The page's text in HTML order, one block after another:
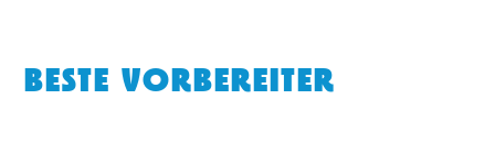
BESTE VORBEREITER